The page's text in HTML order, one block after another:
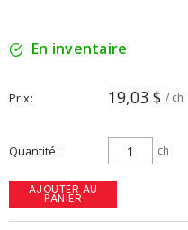
En inventaire
Prix 19,03 $ / ch
Quantité ch
AJOUTER AU
PANIER